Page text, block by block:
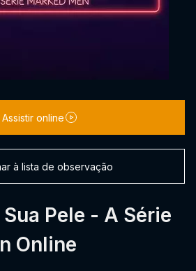
Pele - A Série
Online
Assistir online
à lista de observação